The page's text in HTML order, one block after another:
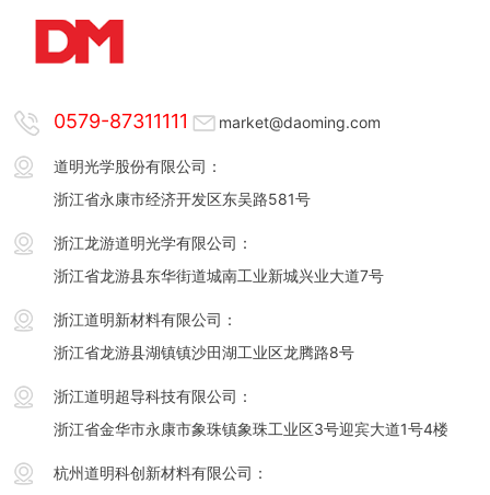
0579-87311111 market@daoming.com
道明光学股份有限公司：
浙江省永康市经济开发区东吴路581号
浙江龙游道明光学有限公司：
浙江省龙游县东华街道城南工业新城兴业大道7号
浙江道明新材料有限公司：
浙江省龙游县湖镇镇沙田湖工业区龙腾路8号
浙江道明超导科技有限公司：
浙江省金华市永康市象珠镇象珠工业区3号迎宾大道1号4楼
杭州道明科创新材料有限公司：